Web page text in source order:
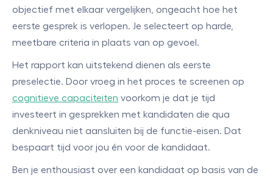
objectief met elkaar vergelijken, ongeacht hoe het
eerste gesprek is verlopen. Je selecteert op harde,
meetbare criteria in plaats van op gevoel.
Het rapport kan uitstekend dienen als eerste
preselectie. Door vroeg in het proces te screenen op
cognitieve capaciteiten voorkom je dat je tijd
investeert in gesprekken met kandidaten die qua
denkniveau niet aansluiten bij de functie-eisen. Dat
bespaart tijd voor jou én voor de kandidaat.
Ben je enthousiast over een kandidaat op basis van de